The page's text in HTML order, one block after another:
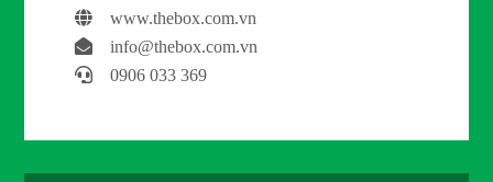
www.thebox.com.vn
info@thebox.com.vn
0906 033 369